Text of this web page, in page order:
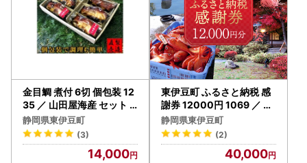
金目鯛 煮付 6切 個包装 12
35 ／ 山田屋海産 セット
キンメ お取り寄せグルメ
静岡県 東伊豆町
静岡県東伊豆町
(3)
14,000
東伊豆町 ふるさと納税 感
謝券 12000円 1069 ／ 静
岡県 旅行 宿泊 食事 観光
チケット クーポン 補助 リ
フォーム ホテル 動物園 海
鮮 みかん 金目鯛 稲取 熱川
静岡県東伊豆町
(2)
40,000